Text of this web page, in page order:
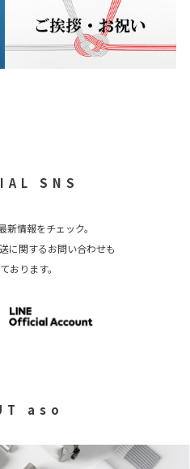
SNS
新情報をチェック。
に関するお問い合わせも
おります。
aso